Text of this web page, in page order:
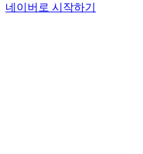
네이버로 시작하기